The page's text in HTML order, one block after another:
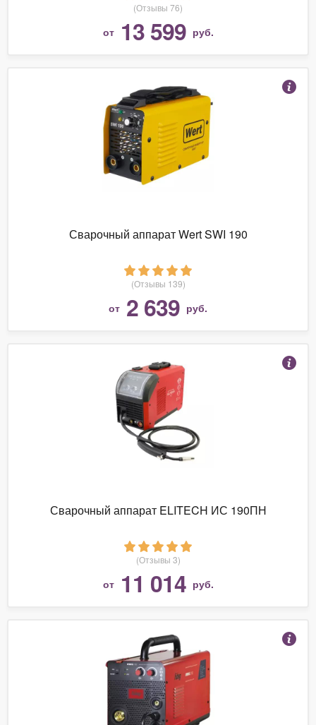
(Отзывы 76)
от 13 599 руб.
Сварочный аппарат Wert SWI 190
(Отзывы 139)
от 2 639 руб.
Сварочный аппарат ELITECH ИС 190ПН
(Отзывы 3)
от 11 014 руб.